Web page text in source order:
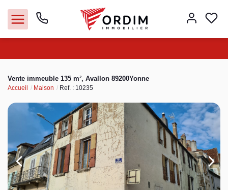
Acheter
Louer
Vendre
Immobilier pro
Vente immeuble 135 m², Avallon 89200Yonne
Accueil Maison Ref. : 10235